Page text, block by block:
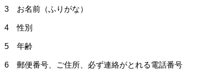
3 お名前（ふりがな）
4 性別
5 年齢
6 郵便番号、ご住所、必ず連絡がとれる電話番号